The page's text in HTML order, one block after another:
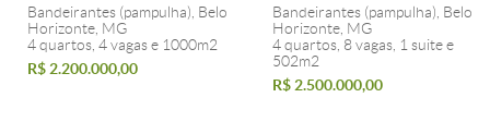
Bandeirantes (pampulha), Belo
Horizonte, MG
4 quartos, 4 vagas e 1000m2
R$ 2.200.000,00
Bandeirantes (pampulha), Belo
Horizonte, MG
4 quartos, 8 vagas, 1 suite e
502m2
R$ 2.500.000,00